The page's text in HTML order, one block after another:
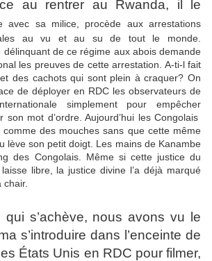
au rentrer au Rwanda, il le
avec sa milice, procède aux arrestations
au vu et au su de tout le monde.
délinquant de ce régime aux abois demande
les preuves de cette arrestation. A-ti-l fait
des cachots qui sont plein à craquer? On
de déployer en RDC les observateurs de
simplement pour empêcher
son mot d’ordre. Aujourd’hui les Congolais
des mouches sans que cette même
lève son petit doigt. Les mains de Kanambe
des Congolais. Même si cette justice du
libre, la justice divine l’a déjà marqué
qui s’achève, nous avons vu le
s’introduire dans l’enceinte de
États Unis en RDC pour filmer,